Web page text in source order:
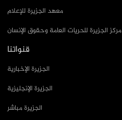
معهد الجزيرة للإعلام
مركز الجزيرة للحريات العامة وحقوق الإنسان
قنواتنا
الجزيرة الإخبارية
الجزيرة الإنجليزية
الجزيرة مباشر